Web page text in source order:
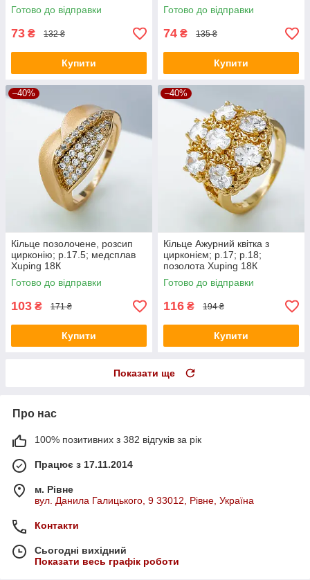
Готово до відправки
73 ₴ 132 ₴
Купити
Готово до відправки
74 ₴ 135 ₴
Купити
–40%
Кільце позолочене, розсип
цирконію; p.17.5; медсплав
Xuping 18К
Готово до відправки
103 ₴ 171 ₴
Купити
–40%
Кільце Ажурний квітка з
цирконієм; p.17; р.18;
позолота Xuping 18К
Готово до відправки
116 ₴ 194 ₴
Купити
Показати ще
Про нас
100% позитивних з 382 відгуків за рік
Працює з 17.11.2014
м. Рівне
вул. Данила Галицького, 9 33012, Рівне, Україна
Контакти
Сьогодні вихідний
Показати весь графік роботи